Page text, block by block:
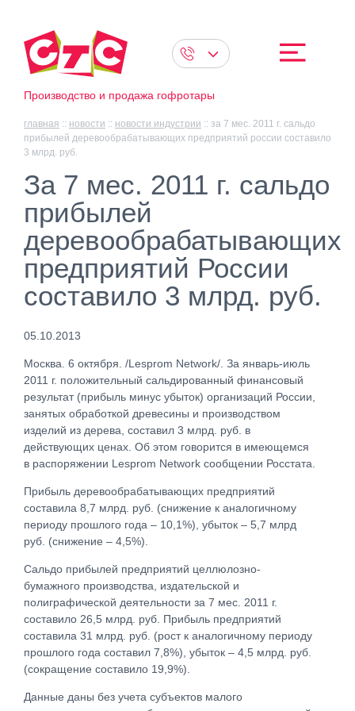
Производство и продажа гофротары
главная :: новости :: новости индустрии :: за 7 мес. 2011 г. сальдо
прибылей деревообрабатывающих предприятий россии составило
3 млрд. руб.
За 7 мес. 2011 г. сальдо
прибылей
деревообрабатывающих
предприятий России
составило 3 млрд. руб.
05.10.2013
Москва. 6 октября. /Lesprom Network/. За январь-июль
2011 г. положительный сальдированный финансовый
результат (прибыль минус убыток) организаций России,
занятых обработкой древесины и производством
изделий из дерева, составил 3 млрд. руб. в
действующих ценах. Об этом говорится в имеющемся
в распоряжении Lesprom Network сообщении Росстата.
Прибыль деревообрабатывающих предприятий
составила 8,7 млрд. руб. (снижение к аналогичному
периоду прошлого года – 10,1%), убыток – 5,7 млрд
руб. (снижение – 4,5%).
Сальдо прибылей предприятий целлюлозно-
бумажного производства, издательской и
полиграфической деятельности за 7 мес. 2011 г.
составило 26,5 млрд. руб. Прибыль предприятий
составила 31 млрд. руб. (рост к аналогичному периоду
прошлого года составил 7,8%), убыток – 4,5 млрд. руб.
(сокращение составило 19,9%).
Данные даны без учета субъектов малого